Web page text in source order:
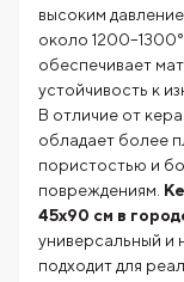
высоким
около
обеспечивает
устойчивость к
В отличие от
обладает более
пористостью и
повреждениям.
45х90 см в
универсальный и
подходит для